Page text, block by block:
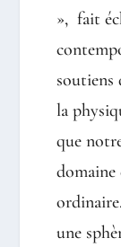
», fait
soutiens
la
que
une